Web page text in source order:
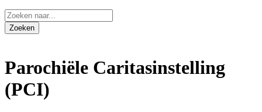
Parochiële Caritasinstelling
(PCI)